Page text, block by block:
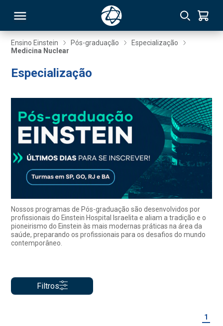
Ensino Einstein Pós-graduação
Especialização
Medicina Nuclear
Especialização
Nossos programas de Pós-graduação são desenvolvidos por
profissionais do Einstein Hospital Israelita e aliam a tradição e o
pioneirismo do Einstein às mais modernas práticas na área da
saúde, preparando os profissionais para os desafios do mundo
contemporâneo.
Filtros
1